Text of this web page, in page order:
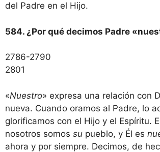
del Padre en el Hijo.
584. ¿Por qué decimos Padre
2786-2790
2801
«Nuestro» expresa una relación con
nueva. Cuando oramos al Padre, lo
glorificamos con el Hijo y el Espíritu.
nosotros somos su pueblo, y Él es
ahora y por siempre. Decimos, de